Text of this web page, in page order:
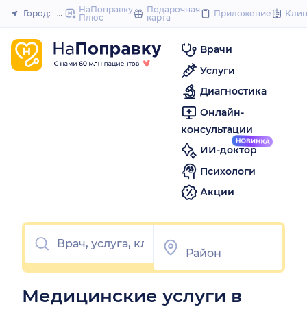
to
Закрыть
Город: ПсковНаПоправку
Плюс
Подарочная
карта
Приложение
Врачи
Услуги
Диагностика
Онлайн-
консультации
ИИ-доктор
Психологи
Акции
Медицинские услуги в